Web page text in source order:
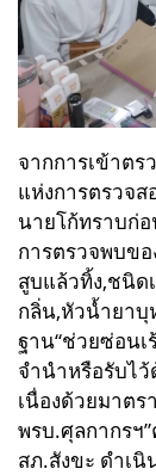
จากการเข้าต
แห่งการตรวจ
นายโก้ทราบก่
การตรวจพบข
สูบแล้วทิ้ง,ชนิด
กลิ่น,หัวน้ำยา
ฐาน“ช่วยซ่อนเ
จำนำหรือรับไ
เนื่องด้วยมาตร
พรบ.ศุลกากรฯ”
สภ.สังขะ ดำเ